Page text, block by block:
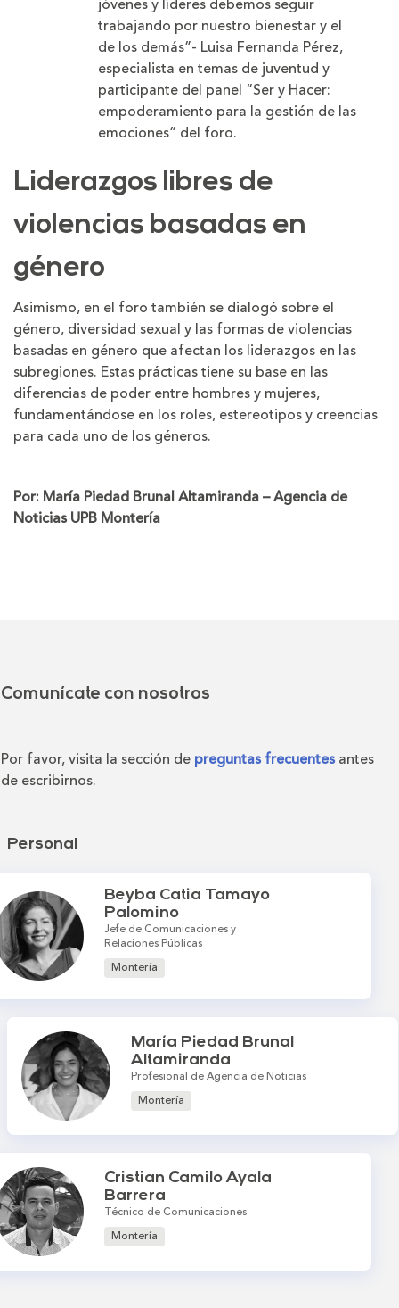
jóvenes y líderes debemos seguir
trabajando por nuestro bienestar y el
de los demás”- Luisa Fernanda Pérez,
especialista en temas de juventud y
participante del panel “Ser y Hacer:
empoderamiento para la gestión de las
emociones” del foro.
Liderazgos libres de
violencias basadas en
género
Asimismo, en el foro también se dialogó sobre el
género, diversidad sexual y las formas de violencias
basadas en género que afectan los liderazgos en las
subregiones. Estas prácticas tiene su base en las
diferencias de poder entre hombres y mujeres,
fundamentándose en los roles, estereotipos y creencias
para cada uno de los géneros.
Por: María Piedad Brunal Altamiranda – Agencia de
Noticias UPB Montería
Comunícate con nosotros
Por favor, visita la sección de preguntas frecuentes antes
de escribirnos.
Personal
Beyba Catia Tamayo
Palomino
Jefe de Comunicaciones y
Relaciones Públicas
Montería
María Piedad Brunal
Altamiranda
Profesional de Agencia de Noticias
Montería
Cristian Camilo Ayala
Barrera
Técnico de Comunicaciones
Montería